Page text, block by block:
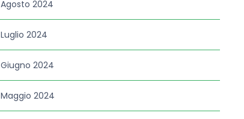
Agosto 2024
Luglio 2024
Giugno 2024
Maggio 2024